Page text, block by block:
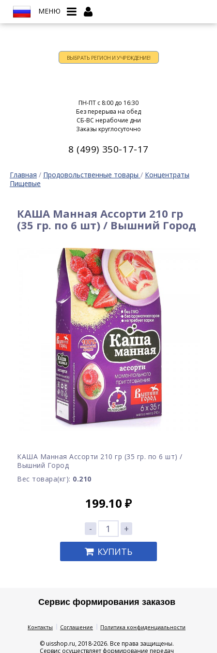
МЕНЮ
ВЫБРАТЬ РЕГИОН И УЧРЕЖДЕНИЕ!
ПН-ПТ c 8:00 до 16:30
Без перерыва на обед
СБ-ВС нерабочие дни
Заказы круглосуточно
8 (499) 350-17-17
Главная / Продовольственные товары / Концентраты
Пищевые
КАША Манная Ассорти 210 гр
(35 гр. по 6 шт) / Вышний Город
КАША Манная Ассорти 210 гр (35 гр. по 6 шт) /
Вышний Город
Вес товара(кг): 0.210
199.10 ₽
-
+
КУПИТЬ
Сервис формирования заказов
Контакты Соглашение Политика конфиденциальности
© uisshop.ru, 2018-2026. Все права защищены.
Сервис осуществляет формирование передач